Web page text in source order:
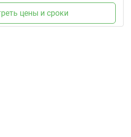
цены и сроки